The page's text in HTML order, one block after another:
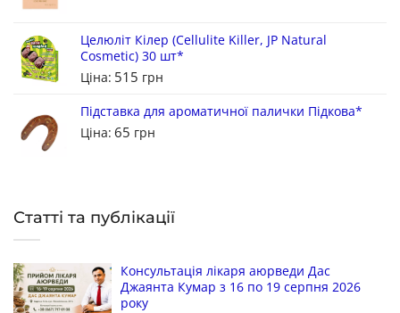
Целюліт Кілер (Cellulite Killer, JP Natural
Cosmetic) 30 шт*
Ціна: 515 грн
Підставка для ароматичної палички Підкова*
Ціна: 65 грн
Статті та публікації
Консультація лікаря аюрведи Дас
Джаянта Кумар з 16 по 19 серпня 2026
року